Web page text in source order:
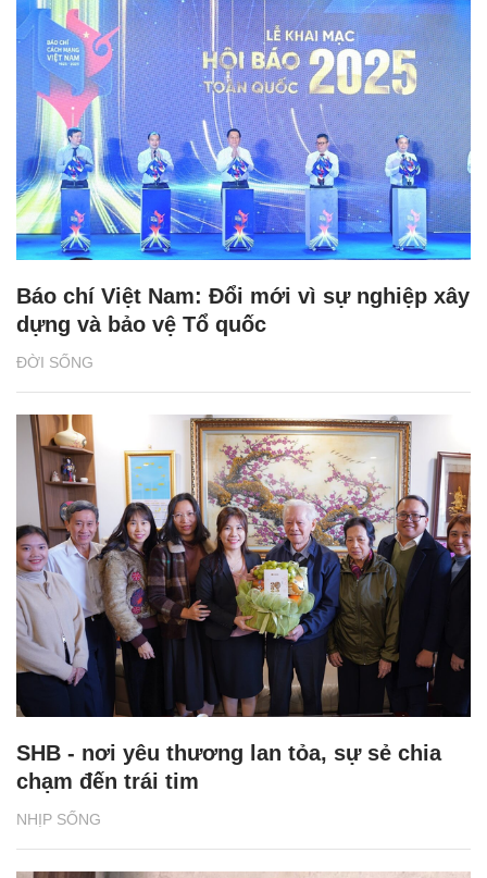
ĐỜI SỐNG
Báo chí Việt Nam: Đổi mới vì sự nghiệp xây
dựng và bảo vệ Tổ quốc
NHỊP SỐNG
SHB - nơi yêu thương lan tỏa, sự sẻ chia
chạm đến trái tim